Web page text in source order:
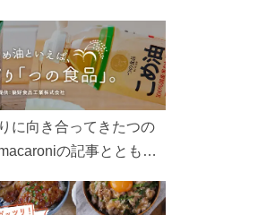
に向き合ってきたつの
の記事とともに
質へのこだわりまで。